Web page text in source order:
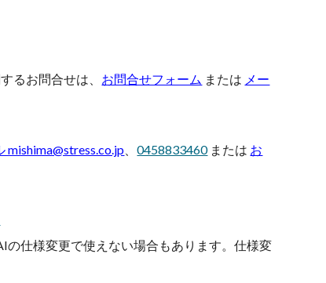
るお問合せは、 お問合せフォーム または メー
mishima@stress.co.jp 、0458833460または お
の仕様変更で使えない場合もあります。仕様変